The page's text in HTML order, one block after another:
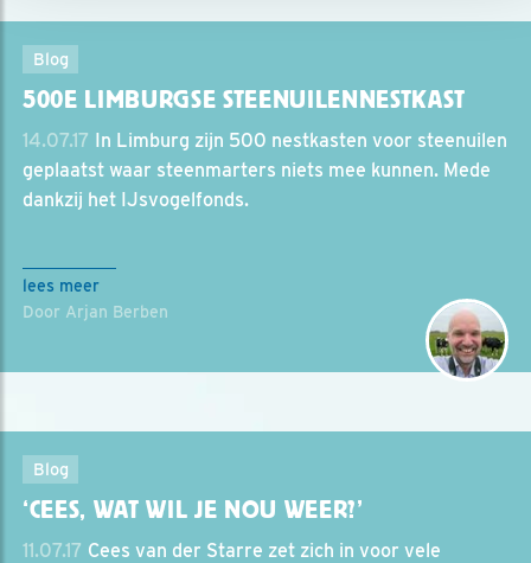
Blog
500E LIMBURGSE STEENUILENNESTKAST
14.07.17 In Limburg zijn 500 nestkasten voor steenuilen
geplaatst waar steenmarters niets mee kunnen. Mede
dankzij het IJsvogelfonds.
lees meer
Door Arjan Berben
Blog
‘CEES, WAT WIL JE NOU WEER?’
11.07.17 Cees van der Starre zet zich in voor vele